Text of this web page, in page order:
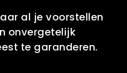
al je voorstellen
onvergetelijk
te garanderen.